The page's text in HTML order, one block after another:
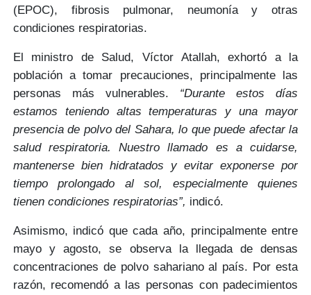
(EPOC), fibrosis pulmonar, neumonía y otras
condiciones respiratorias.
El ministro de Salud, Víctor Atallah, exhortó a la
población a tomar precauciones, principalmente las
personas más vulnerables. “Durante estos días
estamos teniendo altas temperaturas y una mayor
presencia de polvo del Sahara, lo que puede afectar la
salud respiratoria. Nuestro llamado es a cuidarse,
mantenerse bien hidratados y evitar exponerse por
tiempo prolongado al sol, especialmente quienes
tienen condiciones respiratorias”, indicó.
Asimismo, indicó que cada año, principalmenteentre
mayo y agosto, se observa la llegada de densas
concentraciones de polvo sahariano al país. Por esta
razón, recomendó a las personas con padecimientos